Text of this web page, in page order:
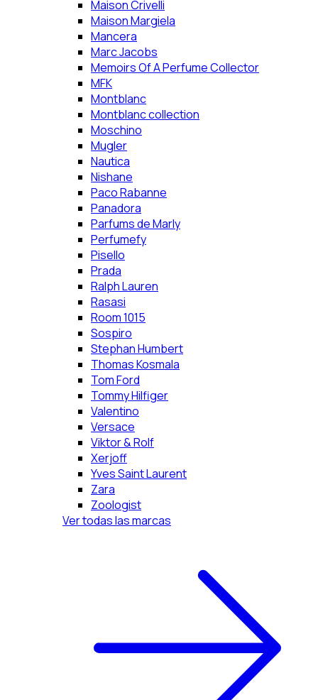
Maison Crivelli
Maison Margiela
Mancera
Marc Jacobs
Memoirs Of A Perfume Collector
MFK
Montblanc
Montblanc collection
Moschino
Mugler
Nautica
Nishane
Paco Rabanne
Panadora
Parfums de Marly
Perfumefy
Pisello
Prada
Ralph Lauren
Rasasi
Room 1015
Sospiro
Stephan Humbert
Thomas Kosmala
Tom Ford
Tommy Hilfiger
Valentino
Versace
Viktor & Rolf
Xerjoff
Yves Saint Laurent
Zara
Zoologist
Ver todas las marcas